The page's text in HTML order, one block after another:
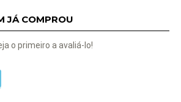
JÁ COMPROU
o primeiro a avaliá-lo!